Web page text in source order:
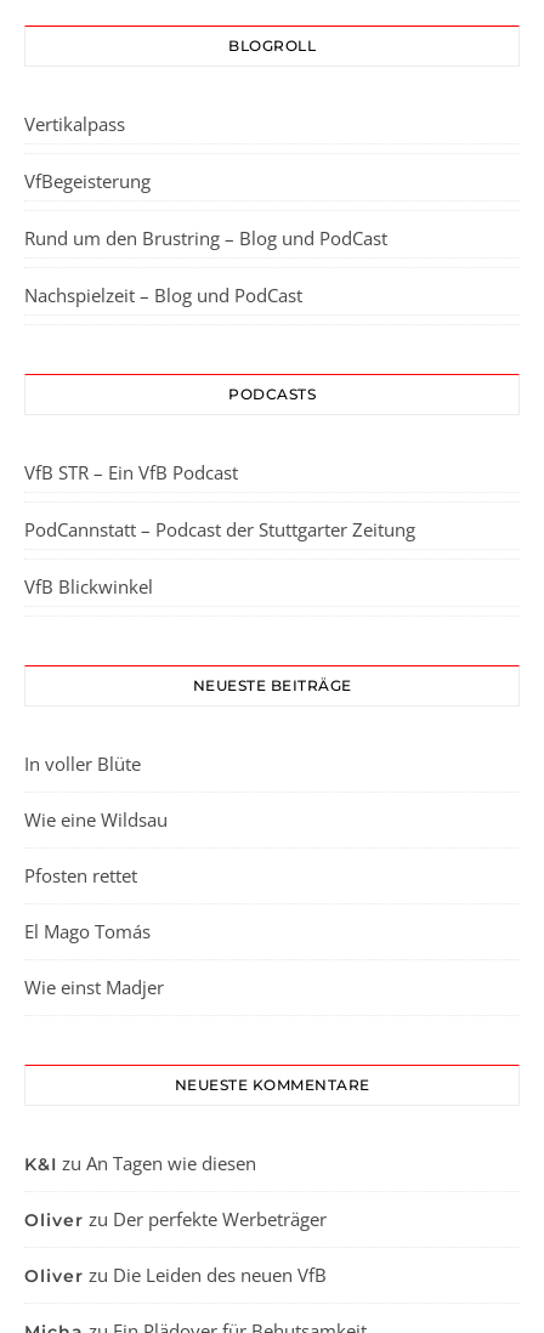
BLOGROLL
Vertikalpass
VfBegeisterung
Rund um den Brustring – Blog und PodCast
Nachspielzeit – Blog und PodCast
PODCASTS
VfB STR – Ein VfB Podcast
PodCannstatt – Podcast der Stuttgarter Zeitung
VfB Blickwinkel
NEUESTE BEITRÄGE
In voller Blüte
Wie eine Wildsau
Pfosten rettet
El Mago Tomás
Wie einst Madjer
NEUESTE KOMMENTARE
K&I zu An Tagen wie diesen
Oliver zu Der perfekte Werbeträger
Oliver zu Die Leiden des neuen VfB